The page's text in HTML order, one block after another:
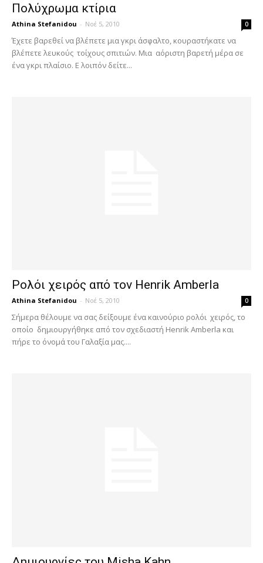
Πολύχρωμα κτίρια
Athina Stefanidou - Νοέ 5, 2010 0
Έχετε βαρεθεί να βλέπετε μια γκρι άσφαλτο, κουραστήκατε να
βλέπετε λευκούς τοίχους σπιτιών. Μια αόριστη βαρετή μέρα σε
ένα γκρι πλαίσιο. Ε λοιπόν δείτε...
Ρολόι χειρός από τον Henrik Amberla
Athina Stefanidou - Νοέ 5, 2010 0
Σήμερα θέλουμε να σας δείξουμε ένα καινούριο ρολόι χειρός, το
οποίο δημιουργήθηκε από τον σχεδιαστή Henrik Amberla και
πήρε το όνομά του Γαλαξία μας....